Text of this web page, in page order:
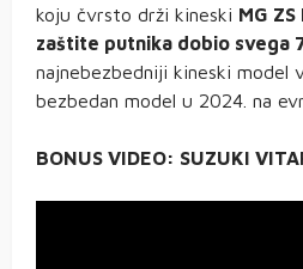
koju čvrsto drži kineski MG
zaštite putnika dobio svega
najnebezbedniji kineski model
bezbedan model u 2024. na
BONUS VIDEO: SUZUKI